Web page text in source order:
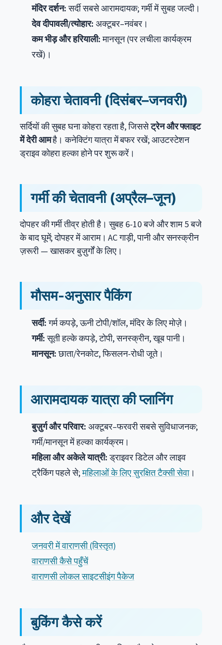
मंदिर दर्शन:सर्दी सबसे आरामदायक; गर्मी में सुबह जल्दी।
देव दीपावली/त्योहार: अक्टूबर–नवंबर।
कम भीड़ और हरियाली:मानसून (पर लचीला कार्यक्रम
रखें)।
कोहरा चेतावनी (दिसंबर–जनवरी)
सर्दियों की सुबह घना कोहरा रहता है, जिससेट्रेन और फ्लाइट
में देरी आमहै। कनेक्टिंग यात्रा में बफर रखें; आउटस्टेशन
ड्राइव कोहरा हल्का होने पर शुरू करें।
गर्मी की चेतावनी (अप्रैल–जून)
दोपहर की गर्मी तीव्र होती है। सुबह 6-10 बजे और शाम 5 बजे
के बाद घूमें; दोपहर में आराम। AC गाड़ी, पानी और सनस्क्रीन
ज़रूरी — खासकर बुज़ुर्गों के लिए।
मौसम-अनुसार पैकिंग
सर्दी:गर्म कपड़े, ऊनी टोपी/शॉल, मंदिर के लिए मोज़े।
गर्मी:सूती हल्के कपड़े, टोपी, सनस्क्रीन, खूब पानी।
मानसून:छाता/रेनकोट, फिसलन-रोधी जूते।
आरामदायक यात्रा की प्लानिंग
बुज़ुर्ग और परिवार: अक्टूबर–फरवरी सबसे सुविधाजनक;
गर्मी/मानसून में हल्का कार्यक्रम।
महिला और अकेले यात्री:ड्राइवर डिटेल और लाइव
ट्रैकिंग पहले से;महिलाओं के लिए सुरक्षित टैक्सी सेवा।
और देखें
जनवरी में वाराणसी (विस्तृत)
वाराणसी कैसे पहुँचें
वाराणसी लोकल साइटसीइंग पैकेज
बुकिंग कैसे करें